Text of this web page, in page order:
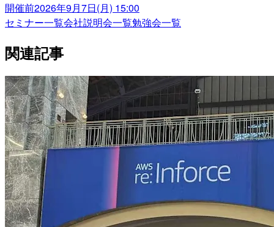
開催前2026年9月7日(月) 15:00
セミナー一覧会社説明会一覧勉強会一覧
関連記事